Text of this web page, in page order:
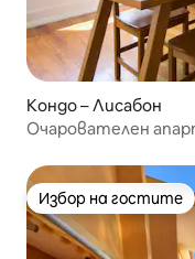
Кондо – Лисабон
Очарователен
Избор на гостите
Избор на гостите